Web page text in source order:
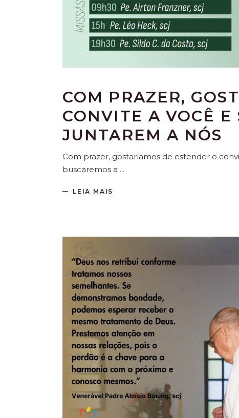
COM PRAZER,
CONVITE A VOCÊ
JUNTAREM A NÓS
Com prazer, gostaríamos de estender o
buscaremos a
LEIA MAIS